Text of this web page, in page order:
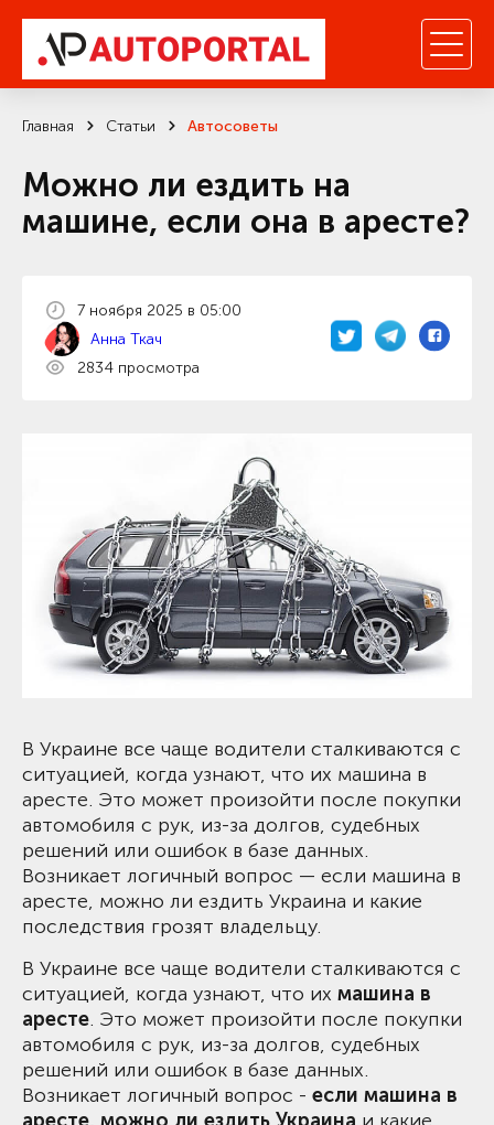
Главная Статьи Автосоветы
Можно ли ездить на
машине, если она в аресте?
7 ноября 2025 в 05:00
Анна Ткач
2834 просмотра
В Украине все чаще водители сталкиваются с
ситуацией, когда узнают, что их машина в
аресте. Это может произойти после покупки
автомобиля с рук, из-за долгов, судебных
решений или ошибок в базе данных.
Возникает логичный вопрос — если машина в
аресте, можно ли ездить Украина и какие
последствия грозят владельцу.
В Украине все чаще водители сталкиваются с
ситуацией, когда узнают, что их машина в
аресте. Это может произойти после покупки
автомобиля с рук, из-за долгов, судебных
решений или ошибок в базе данных.
Возникает логичный вопрос - если машина в